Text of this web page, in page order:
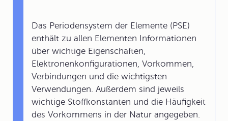
Das Periodensystem der Elemente (PSE)
enthält zu allen Elementen Informationen
über wichtige Eigenschaften,
Elektronenkonfigurationen, Vorkommen,
Verbindungen und die wichtigsten
Verwendungen. Außerdem sind jeweils
wichtige Stoffkonstanten und die Häufigkeit
des Vorkommens in der Natur angegeben.